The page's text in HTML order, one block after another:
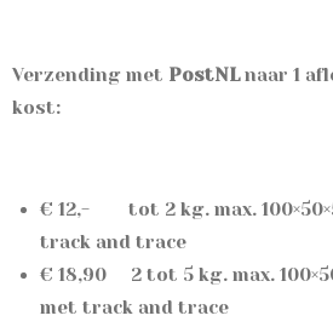
Verzending met PostNLnaar 1
kost:
€ 12,- tot 2 kg. max.
track and trace
€ 18,90 2 tot 5 kg. max.
met track and trace